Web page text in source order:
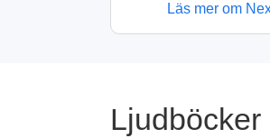
Läs mer om